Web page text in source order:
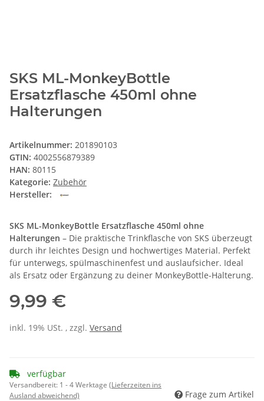
SKS ML-MonkeyBottle
Ersatzflasche 450ml ohne
Halterungen
Artikelnummer: 201890103
GTIN: 4002556879389
HAN: 80115
Kategorie: Zubehör
Hersteller:
SKS ML-MonkeyBottle Ersatzflasche 450ml ohne
Halterungen – Die praktische Trinkflasche von SKS überzeugt
durch ihr leichtes Design und hochwertiges Material. Perfekt
für unterwegs, spülmaschinenfest und auslaufsicher. Ideal
als Ersatz oder Ergänzung zu deiner MonkeyBottle-Halterung.
9,99 €
inkl. 19% USt. , zzgl. Versand
verfügbar
Versandbereit: 1 - 4 Werktage (Lieferzeiten ins
Ausland abweichend)
Frage zum Artikel